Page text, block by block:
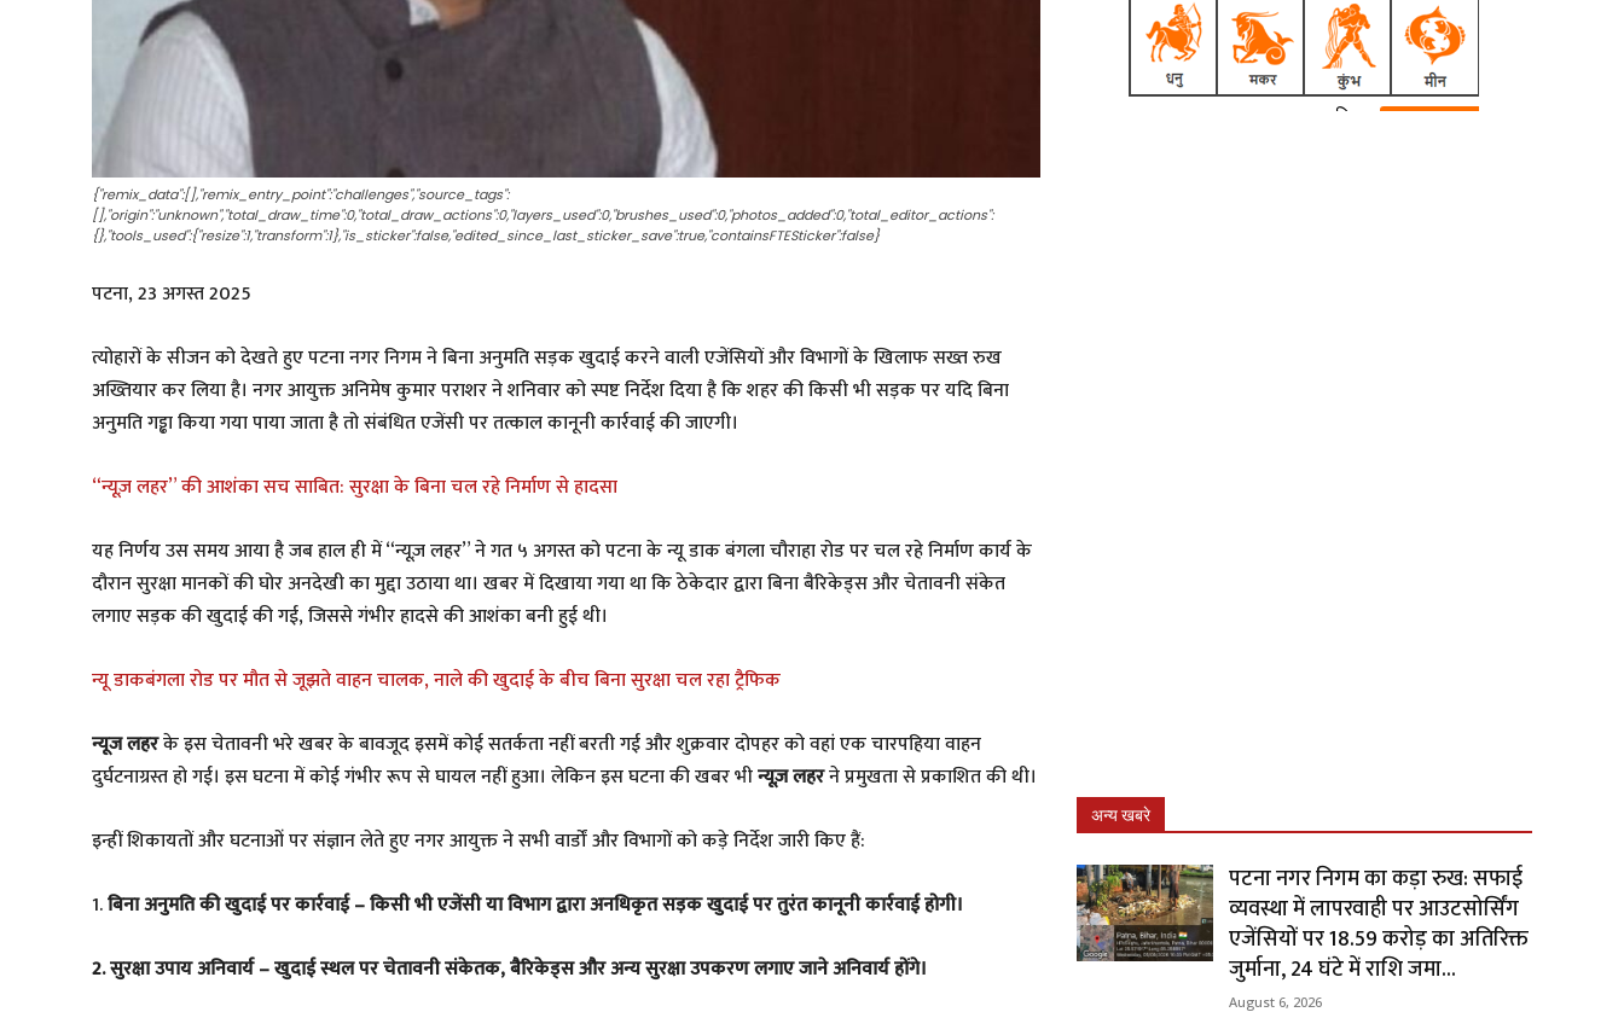
{"remix_data":[],"remix_entry_point":"challenges","source_tags":
[],"origin":"unknown","total_draw_time":0,"total_draw_actions":0,"layers_used":0,"brushes_used":0,"photos_added":0,"total_editor_actions":
{},"tools_used":{"resize":1,"transform":1},"is_sticker":false,"edited_since_last_sticker_save":true,"containsFTESticker":false}
पटना, 23 अगस्त 2025
त्योहारों के सीजन को देखते हुए पटना नगर निगम ने बिना अनुमति सड़क खुदाई करने वाली एजेंसियों और विभागों के खिलाफ सख्त रुख
अख्तियार कर लिया है। नगर आयुक्त अनिमेष कुमार पराशर ने शनिवार को स्पष्ट निर्देश दिया है कि शहर की किसी भी सड़क पर यदि बिना
अनुमति गड्ढा किया गया पाया जाता है तो संबंधित एजेंसी पर तत्काल कानूनी कार्रवाई की जाएगी।
“न्यूज़ लहर” की आशंका सच साबित: सुरक्षा के बिना चल रहे निर्माण से हादसा
यह निर्णय उस समय आया है जब हाल ही में “न्यूज़ लहर” ने गत ५ अगस्त को पटना के न्यू डाक बंगला चौराहा रोड पर चल रहे निर्माण कार्य के
दौरान सुरक्षा मानकों की घोर अनदेखी का मुद्दा उठाया था। खबर में दिखाया गया था कि ठेकेदार द्वारा बिना बैरिकेड्स और चेतावनी संकेत
लगाए सड़क की खुदाई की गई, जिससे गंभीर हादसे की आशंका बनी हुई थी।
न्यू डाकबंगला रोड पर मौत से जूझते वाहन चालक, नाले की खुदाई के बीच बिना सुरक्षा चल रहा ट्रैफिक
न्यूज लहरके इस चेतावनी भरे खबर के बावजूद इसमें कोई सतर्कता नहीं बरती गई और शुक्रवार दोपहर को वहां एक चारपहिया वाहन
दुर्घटनाग्रस्त हो गई। इस घटना में कोई गंभीर रूप से घायल नहीं हुआ। लेकिन इस घटना की खबर भीन्यूज़ लहरने प्रमुखता से प्रकाशित की थी।
इन्हीं शिकायतों और घटनाओं पर संज्ञान लेते हुए नगर आयुक्त ने सभी वार्डों और विभागों को कड़े निर्देश जारी किए हैं:
1.बिना अनुमति की खुदाई पर कार्रवाई – किसी भी एजेंसी या विभाग द्वारा अनधिकृत सड़क खुदाई पर तुरंत कानूनी कार्रवाई होगी।
2. सुरक्षा उपाय अनिवार्य – खुदाई स्थल पर चेतावनी संकेतक, बैरिकेड्स और अन्य सुरक्षा उपकरण लगाए जाने अनिवार्य होंगे।
अन्य खबरे
पटना नगर निगम का कड़ा रुख: सफाई
व्यवस्था में लापरवाही पर आउटसोर्सिंग
एजेंसियों पर ₹18.59 करोड़ का अतिरिक्त
जुर्माना, 24 घंटे में राशि जमा...
August 6, 2026